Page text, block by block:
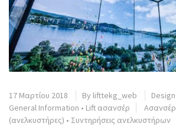
17 Μαρτίου 2018 By lifttekg_web Design
General Information • Lift ασανσέρ Ασανσέρ
(ανελκυστήρες) • Συντηρήσεις ανελκυστήρων